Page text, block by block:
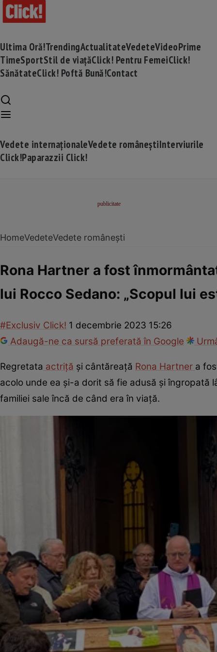
Ultima Oră!TrendingActualitateVedeteVideoPrime
TimeSportStil de viațăClick! Pentru FemeiClick!
SănătateClick! Poftă Bună!Contact
Vedete internaționaleVedete româneștiInterviurile
Click!Paparazzii Click!
HomeVedeteVedete românești
Rona Hartner a fost
lui Rocco Sedano: „Scopul lui
#Exclusiv Click! 1 decembrie 2023 15:26
Adaugă-ne ca sursă preferată în Google
Regretata actriță și cântăreață Rona Hartner a
acolo unde ea și-a dorit să fie adusă și îngropată
familiei sale încă de când era în viață.